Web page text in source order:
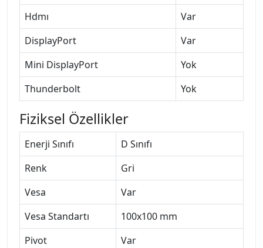
Hdmı
Var
DisplayPort
Var
Mini DisplayPort
Yok
Thunderbolt
Yok
Fiziksel Özellikler
Enerji Sınıfı
D Sınıfı
Renk
Gri
Vesa
Var
Vesa Standartı
100x100 mm
Pivot
Var